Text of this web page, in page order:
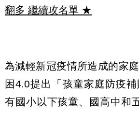
翻多 繼續攻名單 ★
為減輕新冠疫情所造成的家
困4.0提出「孩童家庭防疫
有國小以下孩童、國高中和